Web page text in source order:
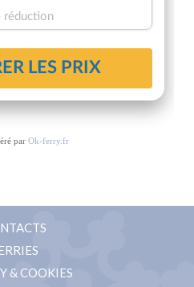
par Ok-ferry.fr
& COOKIES